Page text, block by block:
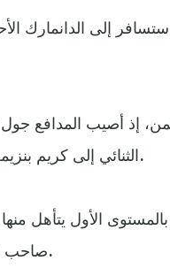
إلى الدانمارك
إذ أصيب المدافع
الثنائي إلى كريم بنزيمة وهوجو لوريس وبول بوغبا في قائمة الغيابات.
الأول يتأهل منها
صاحب المركز الرابع في كل مجموعة للمستوى الأقل.